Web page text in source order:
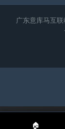
广东意库马互
🏠